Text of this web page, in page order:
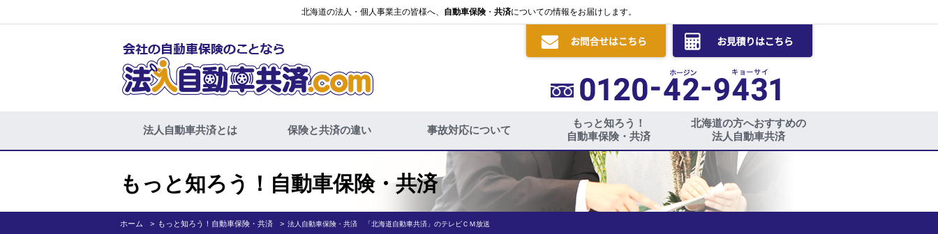
北海道の法人・個人事業主の皆様へ、 自動車保険・ 共済についての情報をお届けします。
法人自動車共済とは 保険と共済の違い 事故対応について
もっと知ろう！
自動車保険・共済
北海道の方へおすすめの
法人自動車共済
もっと知ろう！自動車保険・共済
ホーム もっと知ろう！自動車保険・共済 法人自動車保険・共済 「北海道自動車共済」のテレビＣＭ放送